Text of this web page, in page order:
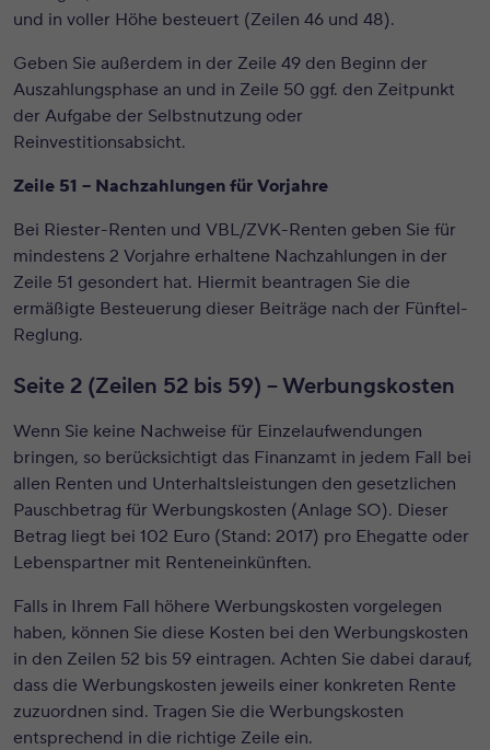
und in voller Höhe besteuert (Zeilen 46 und 48).
Geben Sie außerdem in der Zeile 49 den Beginn der
Auszahlungsphase an und in Zeile 50 ggf. den Zeitpunkt
der Aufgabe der Selbstnutzung oder
Reinvestitionsabsicht.
Zeile 51 – Nachzahlungen für Vorjahre
Bei Riester-Renten und VBL/ZVK-Renten geben Sie für
mindestens 2 Vorjahre erhaltene Nachzahlungen in der
Zeile 51 gesondert hat. Hiermit beantragen Sie die
ermäßigte Besteuerung dieser Beiträge nach der Fünftel-
Reglung.
Seite 2 (Zeilen 52 bis 59) – Werbungskosten
Wenn Sie keine Nachweise für Einzelaufwendungen
bringen, so berücksichtigt das Finanzamt in jedem Fall bei
allen Renten und Unterhaltsleistungen den gesetzlichen
Pauschbetrag für Werbungskosten (Anlage SO). Dieser
Betrag liegt bei 102 Euro (Stand: 2017) pro Ehegatte oder
Lebenspartner mit Renteneinkünften.
Falls in Ihrem Fall höhere Werbungskosten vorgelegen
haben, können Sie diese Kosten bei den Werbungskosten
in den Zeilen 52 bis 59 eintragen. Achten Sie dabei darauf,
dass die Werbungskosten jeweils einer konkreten Rente
zuzuordnen sind. Tragen Sie die Werbungskosten
entsprechend in die richtige Zeile ein.